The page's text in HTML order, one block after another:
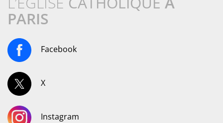
PARIS
Facebook
X
Instagram